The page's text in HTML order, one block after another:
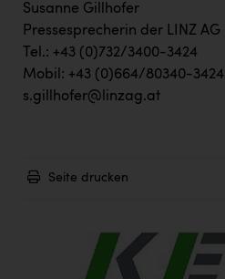
Susanne Gillhofer
Pressesprecherin der LINZ AG
Tel.: +43 (0)732/3400-3424
Mobil: +43 (0)664/80340-3424
s.gillhofer@linzag.at
Seite drucken